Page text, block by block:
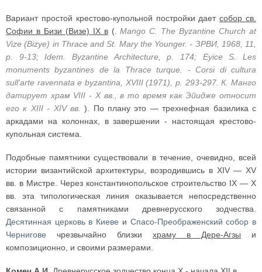
Вариант простой крестово-купольной постройки даетсобор св.
Софии в Бизи (Визе) IX в(.Mango С. The Byzantine Church at
Vize (Bizye) in Thrace and St. Mary the Younger. - ЗРВИ, 1968, 11,
p. 9-13; Idem. Byzantine Architecture, p. 174; Eyice S. Les
monuments byzantines de la Thrace turque. - Corsi di cultura
sull'arte ravennata e byzantina, XVIII (1971), p. 293-297. К. Манго
датирует храм VIII - X вв., в то время как Эйидже относит
его к XIII - XIV вв.
). По плану это — трехнефная базилика с
аркадами на колоннах, в завершении - настоящая крестово-
купольная система.
Подобные памятники существовали в течение, очевидно, всей
истории византийской архитектуры, возродившись в XIV — XV
вв. в Мистре. Через константинопольское строительство IX — X
вв. эта типологическая линия оказывается непосредственно
связанной с памятниками древнерусского зодчества.
Десятинная церковь в Киеве и Спасо-Преображенский собор в
Чернигове чрезвычайно близки храму в Дере-Агзы и
композиционно, и своими размерами.